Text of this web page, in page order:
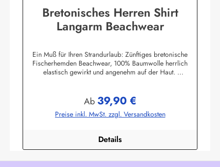
Bretonisches Herren Shirt
Langarm Beachwear
Ein Muß für Ihren Strandurlaub: Zünftiges bretonische
Fischerhemden Beachwear, 100% Baumwolle herrlich
elastisch gewirkt und angenehm auf der Haut.
bekleidung.de
Regulärer Preis:
Ab 39,90 €
Preise inkl. MwSt. zzgl. Versandkosten
Details